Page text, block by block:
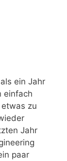
ein Jahr
einfach
zu
Jahr
paar